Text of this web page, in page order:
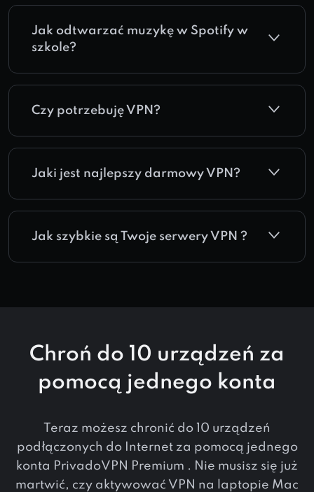
Jak odtwarzać muzykę w Spotify w
szkole?
Czy potrzebuję VPN?
Jaki jest najlepszy darmowy VPN?
Jak szybkie są Twoje serwery VPN ?
Chroń do 10 urządzeń za
pomocą jednego konta
Teraz możesz chronić do 10 urządzeń
podłączonych do Internet za pomocą jednego
konta PrivadoVPN Premium . Nie musisz się już
martwić, czy aktywować VPN na laptopie Mac